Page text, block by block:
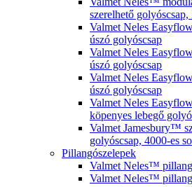
szerelhető
Valmet Neles
úszó golyóscsap
Valmet Neles
úszó golyóscsap
Valmet Neles
úszó golyóscsap
Valmet Neles
köpenyes lebegő
Valmet Jamesbury™
golyóscsap, 4000-es
Pillangószelepek
Valmet Neles™
Valmet Neles™